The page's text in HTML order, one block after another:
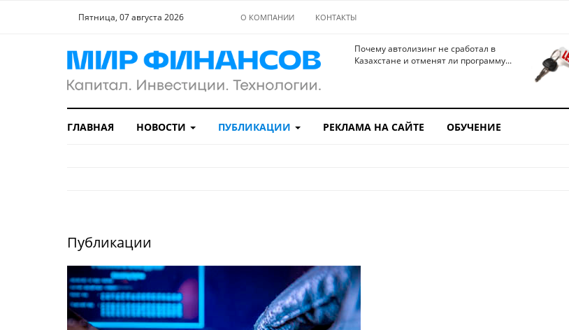
Пятница, 07 августа 2026 О КОМПАНИИ КОНТАКТЫ
Почему автолизинг не сработал в
Казахстане и отменят ли программу...
ГЛАВНАЯ НОВОСТИ ПУБЛИКАЦИИ РЕКЛАМА НА САЙТЕ ОБУЧЕНИЕ
Публикации